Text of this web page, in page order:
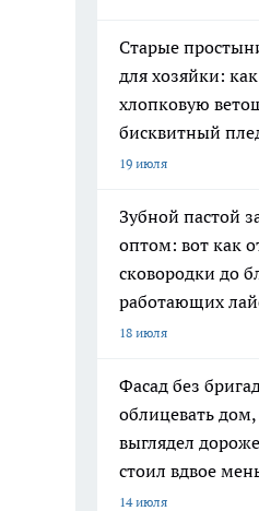
Старые
для хозяйки:
хлопковую
бисквитный
19 июля
Зубной пастой
оптом: вот как
сковородки до
работающих
18 июля
Фасад без
облицевать
выглядел
стоил вдвое
14 июля